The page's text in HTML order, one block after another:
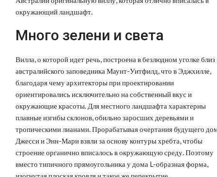
окружающий ландшафт.
Много зелени и света
Вилла, о которой идет речь, построена в безлюдном уголке близ
австралийского заповедника Маунт-Уитфилд, что в Эджхилле,
благодаря чему архитекторы при проектировании
ориентировались исключительно на собственный вкус и
окружающие красоты. Для местного ландшафта характерны
плавные изгибы склонов, обильно заросших деревьями и
тропическими лианами. Прорабатывая очертания будущего
Джесси и Энн-Мари взяли за основу контуры хребта, чтобы
строение органично вписалось в окружающую среду. Поэтому
вместо типичного прямоугольника у дома L-образная форма,